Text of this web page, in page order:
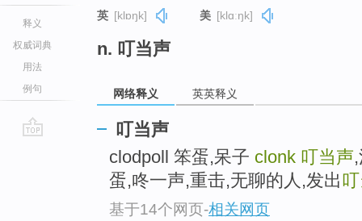
释义
权威词典
用法
例句
英 [klɒŋk] 美 [klɑːŋk]
n. 叮当声
网络释义 英英释义
叮当声
clodpoll 笨蛋,呆子 clonk 叮当声
蛋,咚一声,重击,无聊的人,发出
基于14个网页-相关网页